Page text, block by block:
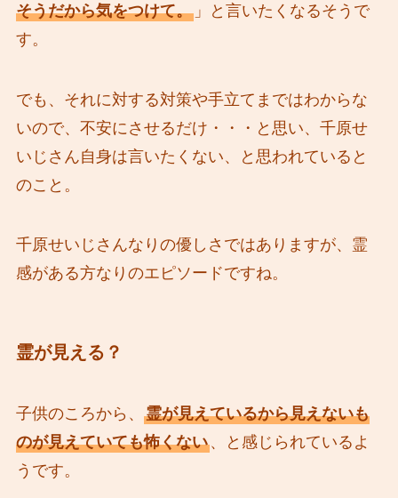
そうだから気をつけて。」と言いたくなるそうで
す。
でも、それに対する対策や手立てまではわからな
いので、不安にさせるだけ・・・と思い、千原せ
いじさん自身は言いたくない、と思われていると
のこと。
千原せいじさんなりの優しさではありますが、霊
感がある方なりのエピソードですね。
霊が見える？
子供のころから、 霊が見えているから見えないも
のが見えていても怖くない、と感じられているよ
うです。